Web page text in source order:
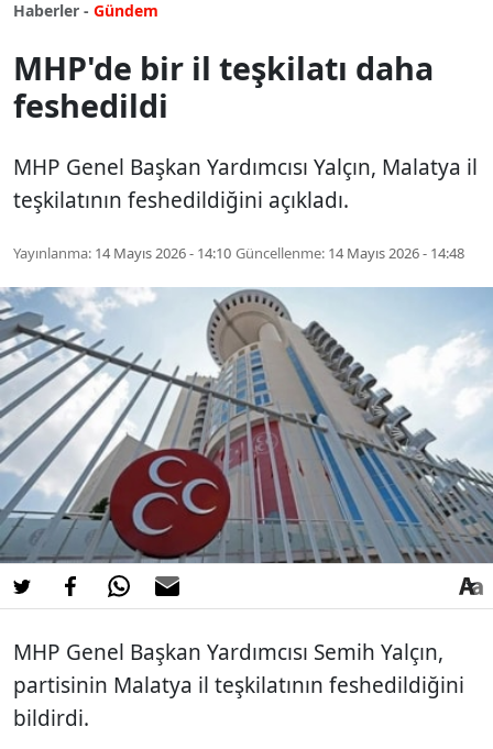
Haberler - Gündem
MHP'de bir il teşkilatı daha
feshedildi
MHP Genel Başkan Yardımcısı Yalçın, Malatya il
teşkilatının feshedildiğini açıkladı.
Yayınlanma: 14 Mayıs 2026 - 14:10 Güncellenme: 14 Mayıs 2026 - 14:48
MHP Genel Başkan Yardımcısı Semih Yalçın,
partisinin Malatya il teşkilatının feshedildiğini
bildirdi.